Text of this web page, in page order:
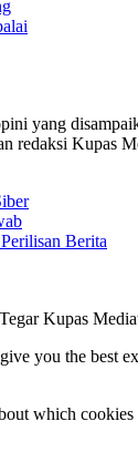
yang
redaksi Kupas
Berita
Kupas
you the best
which